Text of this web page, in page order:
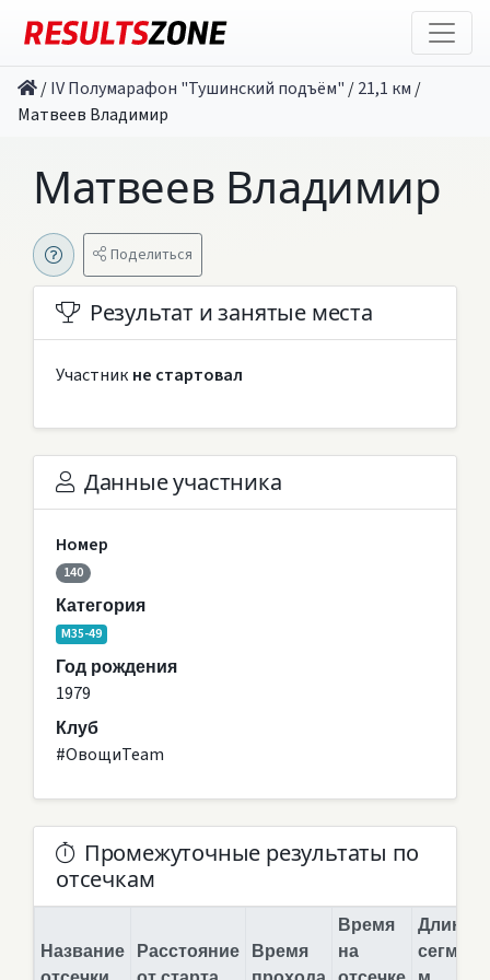
/IV Полумарафон "Тушинский подъём" /21,1 км /
Матвеев Владимир
Матвеев Владимир
Поделиться
Результат и занятые места
Участник не стартовал
Данные участника
Номер
140
Категория
M35-49
Год рождения
1979
Клуб
#ОвощиTeam
Промежуточные результаты по
отсечкам
Название
Расстояние
Время
Время
на
Длина